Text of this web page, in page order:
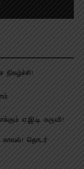
ஏ.இ.டி கருவி!
காவல்! தொடர்